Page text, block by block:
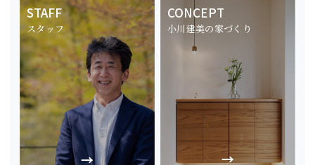
STAFF
スタッフ
CONCEPT
小川建美の家づくり